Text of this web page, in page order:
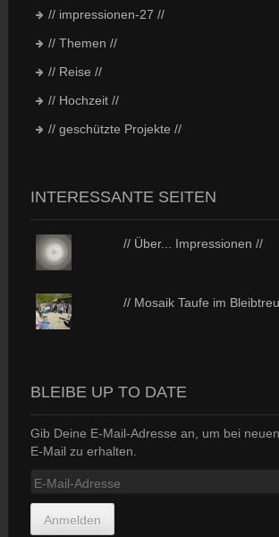
// impressionen-27 //
// Themen //
// Reise //
// Hochzeit //
// geschützte Projekte //
INTERESSANTE SEITEN
// Über... Impressionen //
// Mosaik Taufe im
BLEIBE UP TO DATE
Gib Deine E-Mail-Adresse an, um bei
E-Mail zu erhalten.
E-
Adresse
Anmelden